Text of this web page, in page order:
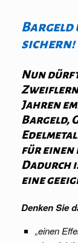
Bargeld
sichern!
Nun
Zweiflern
Jahren
Bargeld,
für einen
Dadurch
eine
Denken Sie
„einen